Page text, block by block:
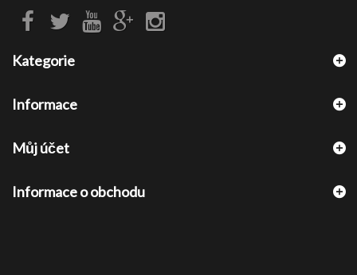
Kategorie
Informace
Můj účet
Informace o obchodu